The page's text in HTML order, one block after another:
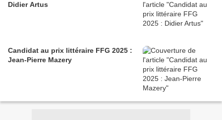
Didier Artus
Candidat au prix littéraire FFG 2025 :
Jean-Pierre Mazery